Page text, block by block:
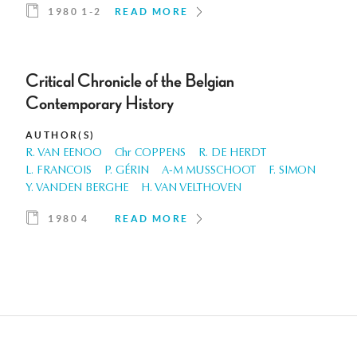
1980 1-2 READ MORE
Critical Chronicle of the Belgian
Contemporary History
AUTHOR(S)
R. VAN EENOO Chr COPPENS
R. DE HERDT
L. FRANCOIS
P. GÉRIN A-M MUSSCHOOT
F. SIMON
Y. VANDEN BERGHE
H. VAN VELTHOVEN
1980 4 READ MORE